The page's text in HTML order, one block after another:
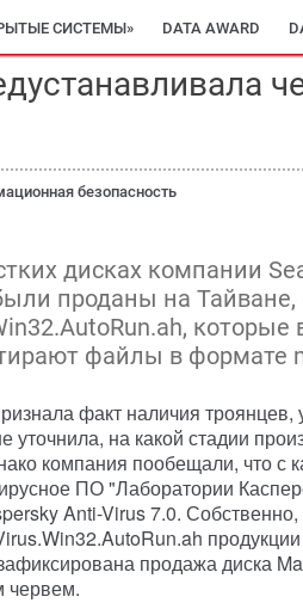
СИСТЕМЫ» DATA AWARD
безопасность
дисках компании
проданы на
которые
файлы в формате
факт наличия троянцев,
уточнила, на какой стадии
компания пообещали, что с
ПО "Лаборатории
Anti-Virus 7.0.
продажа диска
червем.